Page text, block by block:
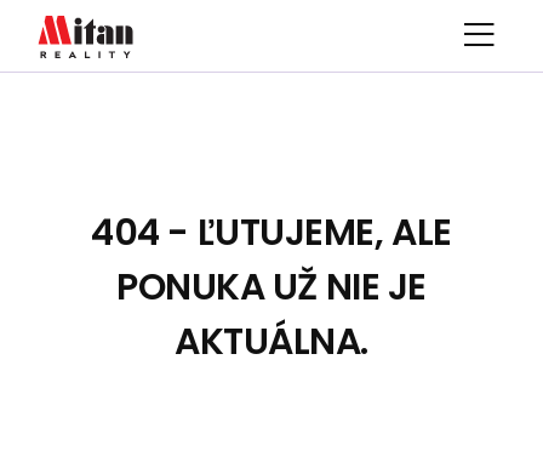
404 - ĽUTUJEME, ALE
PONUKA UŽ NIE JE
AKTUÁLNA.